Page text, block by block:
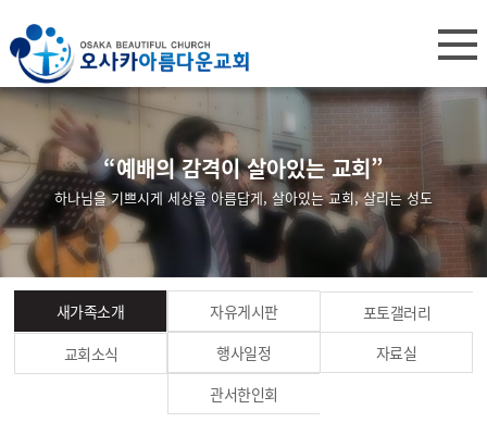
“예배의 감격이 살아있는 교회”
하나님을 기쁘시게 세상을 아름답게, 살아있는 교회, 살리는 성도
새가족소개 자유게시판
포토갤러리
교회소식
행사일정
자료실
관서한인회